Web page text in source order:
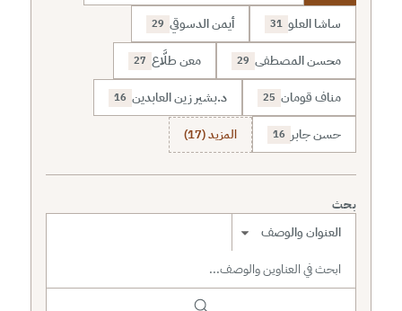
ساشا العلو 31 أيمن الدسوقي 29
محسن المصطفى 29 معن طلَّاع 27
مناف قومان 25 د.بشير زين العابدين 16
حسن جابر 16 المزيد (17)
بحث
نطاق البحث